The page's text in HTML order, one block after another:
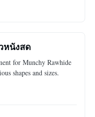
หนังสด
for Munchy Rawhide
shapes and sizes.